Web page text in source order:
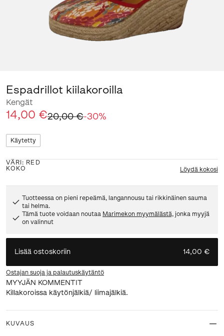
Espadrillot kiilakoroilla
Kengät
14,00 €20,00 €-30%
Käytetty
VÄRI : RED
KOKO
Löydä kokosi
Tuotteessa on pieni repeämä, langannousu tai rikkinäinen sauma
tai helma.
Tämä tuote voidaan noutaa Marimekon myymälästä, jonka myyjä
on valinnut
Lisää ostoskoriin 14,00 €
Ostajan suoja ja palautuskäytäntö
MYYJÄN KOMMENTIT
Killakoroissa käytönjälkiä/ liimajälkiä.
KUVAUS